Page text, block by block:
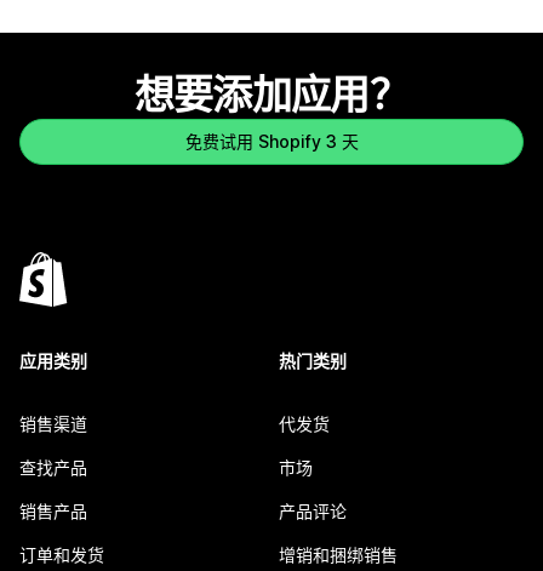
想要添加应用？
免费试用 Shopify 3 天
应用类别
销售渠道
查找产品
销售产品
订单和发货
热门类别
代发货
市场
产品评论
增销和捆绑销售